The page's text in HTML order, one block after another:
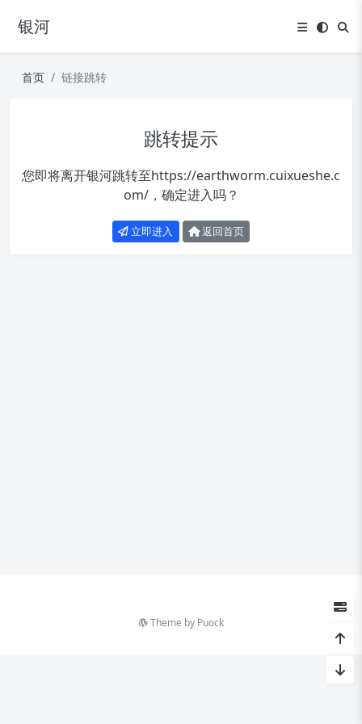
银河
首页 链接跳转
跳转提示
您即将离开银河跳转至https://earthworm.cuixueshe.c
om/，确定进入吗？
立即进入 返回首页
Theme by Puock